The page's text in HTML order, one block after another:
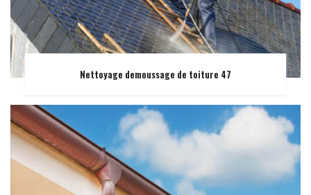
Nettoyage demoussage de toiture 47